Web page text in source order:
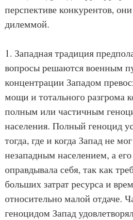
перспективе конкурентов,
дилеммой.
1. Западная традиция
вопросы решаются военным
концентрации Западом
мощи и тотального разгрома
полным или частичным
населения. Полный геноцид
тогда, где и когда Запад не
незападным населением, а
оправдывала себя, так как
больших затрат ресурса и
относительно малой отдаче.
геноцидом Запад